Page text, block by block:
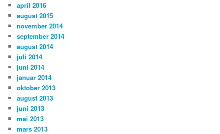
april 2016
august 2015
november 2014
september 2014
august 2014
juli 2014
juni 2014
januar 2014
oktober 2013
august 2013
juni 2013
mai 2013
mars 2013